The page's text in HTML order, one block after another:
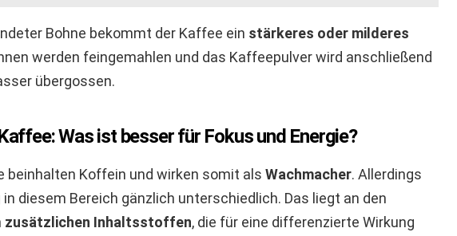
Bohne bekommt der Kaffee ein stärkeres oder milderes
werden feingemahlen und das Kaffeepulver wird anschließend
übergossen.
Was ist besser für Fokus und Energie?
beinhalten Koffein und wirken somit als Wachmacher. Allerdings
in diesem Bereich gänzlich unterschiedlich. Das liegt an den
zusätzlichen Inhaltsstoffen, die für eine differenzierte Wirkung